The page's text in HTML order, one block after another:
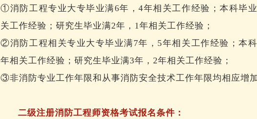
①消防工程专业大专毕业满6年，4年相关工作经验；本科毕
关工作经验；研究生毕业满2年，1年相关工作经验；
②消防工程相关专业大专毕业满7年，5年相关工作经验；本
年相关工作经验；研究生毕业满3年，2年相关工作经验；
③非消防专业工作年限和从事消防安全技术工作年限均相应增加
二级注册消防工程师资格考试报名条件：